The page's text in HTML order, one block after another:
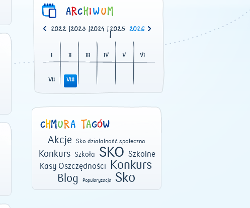
2021| 2022|2023 |2024 |2025
|
2026
I II III IV V VI
VII VIII
Akcje Sko działalność społeczna
Konkurs Szkoła SKO Szkolne
Kasy Oszczędności
Konkurs
Blog Popularyzacja Sko